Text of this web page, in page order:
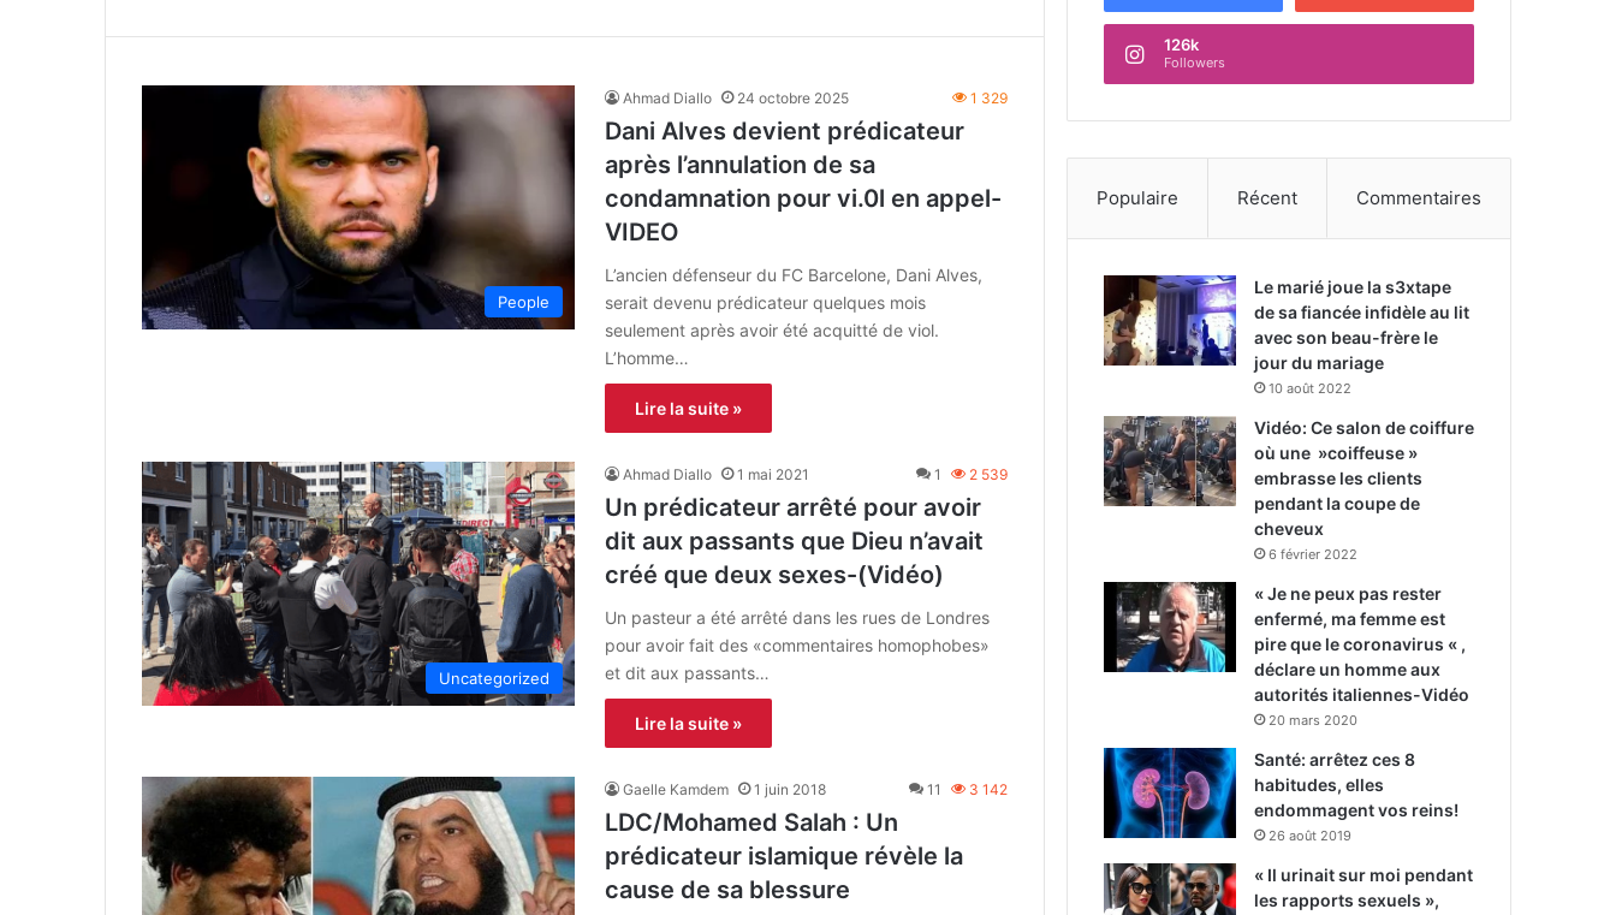
People
Ahmad Diallo 24 octobre 2025 1 329
Dani Alves devient prédicateur
après l’annulation de sa
condamnation pour vi.0l en appel-
VIDEO
L’ancien défenseur du FC Barcelone, Dani Alves,
serait devenu prédicateur quelques mois
seulement après avoir été acquitté de viol.
L’homme…
Lire la suite »
Uncategorized
Ahmad Diallo 1 mai 2021 1 2 539
Un prédicateur arrêté pour avoir
dit aux passants que Dieu n’avait
créé que deux sexes-(Vidéo)
Un pasteur a été arrêté dans les rues de Londres
pour avoir fait des «commentaires homophobes»
et dit aux passants…
Lire la suite »
Gaelle Kamdem 1 juin 2018 11 3 142
LDC/Mohamed Salah : Un
prédicateur islamique révèle la
cause de sa blessure
126k
Followers
Populaire Récent Commentaires
Le marié joue la s3xtape
de sa fiancée infidèle au lit
avec son beau-frère le
jour du mariage
10 août 2022
Vidéo: Ce salon de coiffure
où une »coiffeuse »
embrasse les clients
pendant la coupe de
cheveux
6 février 2022
« Je ne peux pas rester
enfermé, ma femme est
pire que le coronavirus « ,
déclare un homme aux
autorités italiennes-Vidéo
20 mars 2020
Santé: arrêtez ces 8
habitudes, elles
endommagent vos reins!
26 août 2019
« Il urinait sur moi pendant
les rapports sexuels »,